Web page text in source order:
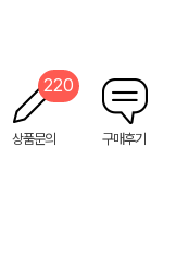
상품문의
220
구매후기